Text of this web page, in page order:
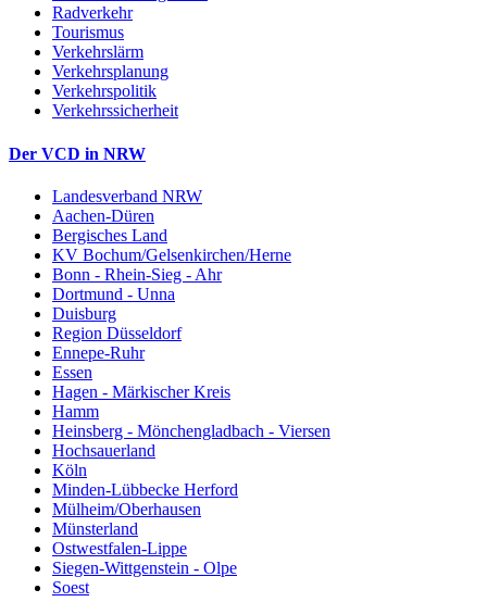
Radverkehr
Tourismus
Verkehrslärm
Verkehrsplanung
Verkehrspolitik
Verkehrssicherheit
Der VCD in NRW
Landesverband NRW
Aachen-Düren
Bergisches Land
KV Bochum/Gelsenkirchen/Herne
Bonn - Rhein-Sieg - Ahr
Dortmund - Unna
Duisburg
Region Düsseldorf
Ennepe-Ruhr
Essen
Hagen - Märkischer Kreis
Hamm
Heinsberg - Mönchengladbach - Viersen
Hochsauerland
Köln
Minden-Lübbecke Herford
Mülheim/Oberhausen
Münsterland
Ostwestfalen-Lippe
Siegen-Wittgenstein - Olpe
Soest